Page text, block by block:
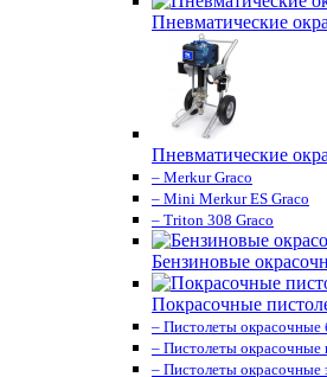
Пневматические
Пневматические
– Merkur Graco
– Mini Merkur ES Graco
– Triton 308 Graco
Бензиновые
Покрасочные
– Пистолеты окрасочные
– Пистолеты окрасочные
– Пистолеты окрасочные